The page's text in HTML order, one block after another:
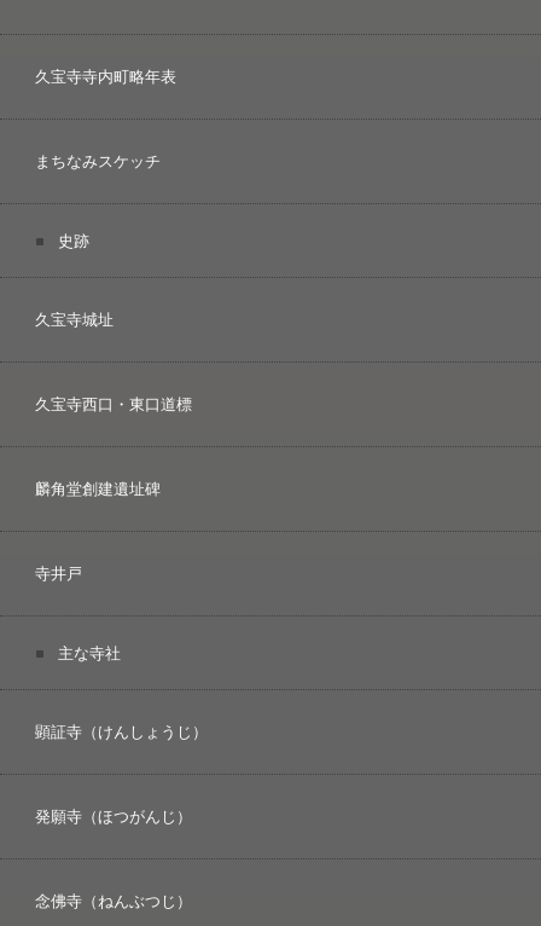
久宝寺寺内町略年表
まちなみスケッチ
史跡
久宝寺城址
久宝寺西口・東口道標
麟角堂創建遺址碑
寺井戸
主な寺社
顕証寺（けんしょうじ）
発願寺（ほつがんじ）
念佛寺（ねんぶつじ）